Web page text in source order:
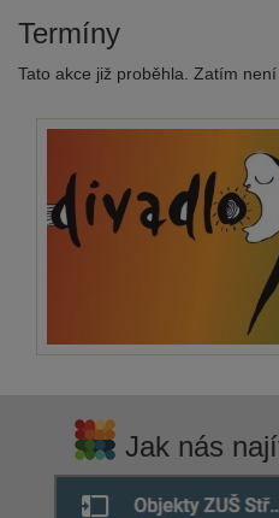
Termíny
Tato akce již proběhla. Zatím
Jak nás